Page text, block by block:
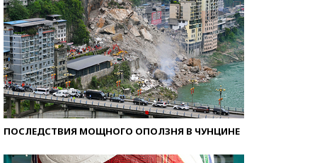
ПОСЛЕДСТВИЯ МОЩНОГО ОПОЛЗНЯ В ЧУНЦИНЕ